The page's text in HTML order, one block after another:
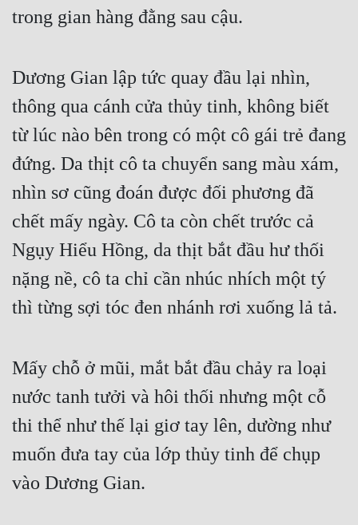
Kỳ Ảo
Linh Dị
Làm Giàu
Lịch Sử
Mưu Mô
Mạt Thế
Mỹ Thực
Nữ Phụ
Phong Thủy - Tâm Linh
Phương Tây
trong gian hàng đằng sau cậu.
Dương Gian lập tức quay đầu lại nhìn,
thông qua cánh cửa thủy tinh, không biết
từ lúc nào bên trong có một cô gái trẻ đang
đứng. Da thịt cô ta chuyển sang màu xám,
nhìn sơ cũng đoán được đối phương đã
chết mấy ngày. Cô ta còn chết trước cả
Ngụy Hiểu Hồng, da thịt bắt đầu hư thối
nặng nề, cô ta chỉ cần nhúc nhích một tý
thì từng sợi tóc đen nhánh rơi xuống lả tả.
Mấy chỗ ở mũi, mắt bắt đầu chảy ra loại
nước tanh tưởi và hôi thối nhưng một cỗ
thi thể như thế lại giơ tay lên, dường như
muốn đưa tay của lớp thủy tinh để chụp
vào Dương Gian.